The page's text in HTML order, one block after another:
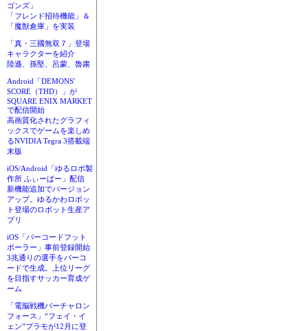
ゴンズ」
「フレンド招待機能」＆
「魔獣倉庫」を実装
「真・三國無双７」登場
キャラクターを紹介
陸遜、孫堅、呂蒙、魯粛
Android「DEMONS'
SCORE（THD）」が
SQUARE ENIX MARKET
で配信開始
高画質化されたグラフィ
ックスでゲームを楽しめ
るNVIDIA Tegra 3搭載端
末版
iOS/Android「ゆるロボ製
作所 ふぃーばー」配信
新機能追加でバージョン
アップ。ゆるかわロボッ
ト登場のロボット生産ア
プリ
iOS「バーコードフット
ボーラー」事前登録開始
3兆通りの選手をバーコ
ードで生成。上位リーグ
を目指すサッカー育成ゲ
ーム
「電脳戦機バーチャロン
フォース」“フェイ・イ
ェン”プラモが12月に登